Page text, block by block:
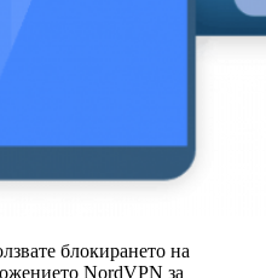
блокирането на
NordVPN за